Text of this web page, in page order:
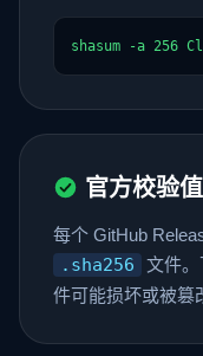
shasum -a 256
官方校验值
每个 GitHub
.sha256
文件
件可能损坏或被篡